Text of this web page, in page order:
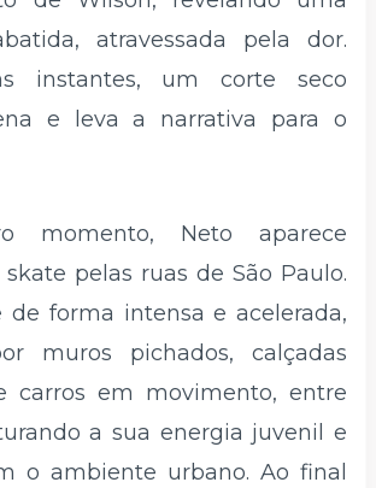
atravessada pela dor.
instantes, um corte seco
e leva a narrativa para o
momento, Neto aparece
pelas ruas de São Paulo.
de forma intensa e acelerada,
muros pichados, calçadas
carros em movimento, entre
a sua energia juvenil e
o ambiente urbano. Ao final